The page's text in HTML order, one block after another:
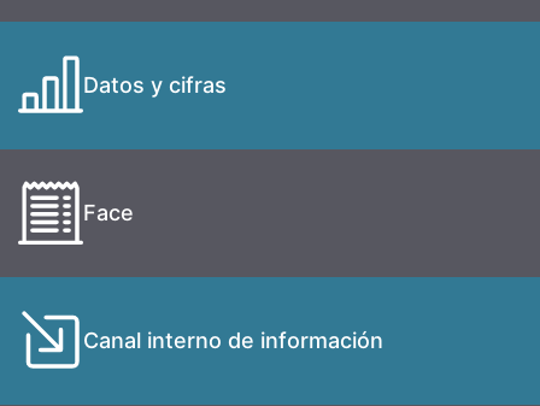
Datos y cifras
Face
Canal interno de información